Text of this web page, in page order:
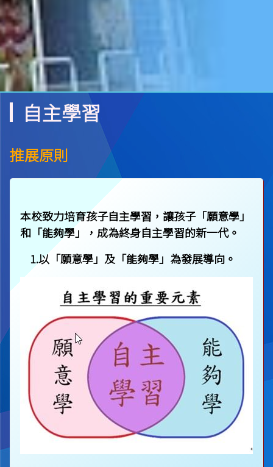
自主學習
推展原則
本校致力培育孩子自主學習，讓孩子「願意學」
和「能夠學」，成為終身自主學習的新一代。
1.以「願意學」及「能夠學」為發展導向。